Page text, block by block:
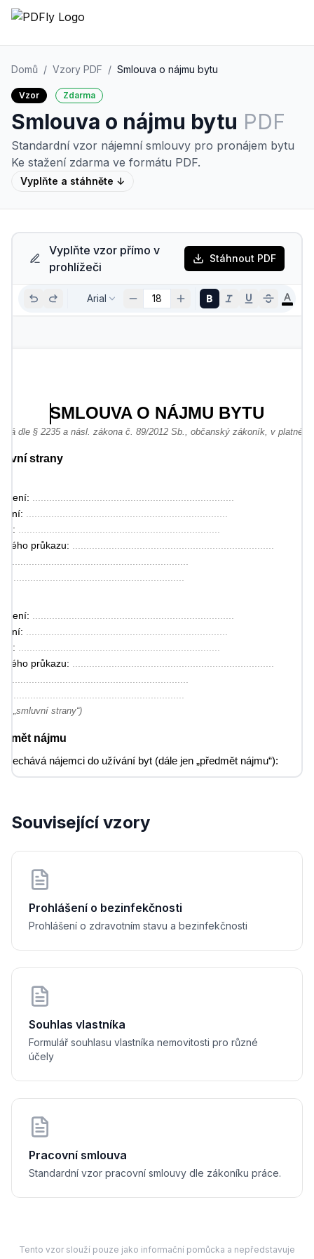
Domů / Vzory PDF / Smlouva o nájmu bytu
Vzor Zdarma
Smlouva o nájmu bytu PDF
Standardní vzor nájemní smlouvy pro pronájem bytu
Ke stažení zdarma ve formátu PDF.
Vyplňte a stáhněte ↓
Vyplňte vzor přímo v
prohlížeči
Stáhnout PDF
Arial 18
SMLOUVA O NÁJMU BYTU
dle § 2235 a násl. zákona č. 89/2012 Sb., občanský zákoník, v platném
strany
........................................................................
průkazu:
........................................................................
průkazu:
„smluvní strany“)
nájmu
nájemci do užívání byt (dále jen „předmět nájmu“):
........................................................................
(m²): ........................................................................
včetně vybavení uvedeného v předávacím protokolu, který je
výhradně za účelem bydlení nájemce a členů jeho domácnosti.
nájmu
na dobu:
od ............................ do ............................
s účinností od ............................
a úhrady za služby
dohodly na následujících platbách:
(energie, voda, teplo):
Související vzory
Prohlášení o bezinfekčnosti
Prohlášení o zdravotním stavu a bezinfekčnosti
Souhlas vlastníka
Formulář souhlasu vlastníka nemovitosti pro různé
účely
Pracovní smlouva
Standardní vzor pracovní smlouvy dle zákoníku práce.
Tento vzor slouží pouze jako informační pomůcka a nepředstavuje